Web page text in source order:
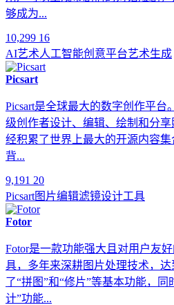
够成为...
10,299 16
AI艺术人工智能创意平台艺术生成
Picsart
Picsart是全球最大的数字创作平
级创作者设计、编辑、绘制和分享
经积累了世界上最大的开源内容集
背...
9,191 20
Picsart图片编辑滤镜设计工具
Fotor
Fotor是一款功能强大且对用户友
具，多年来深耕图片处理技术，
了“拼图”和“修片”等基本功能，
计”功能...